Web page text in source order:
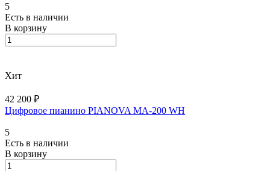
5
Есть в наличии
В корзину
Хит
42 200 ₽
Цифровое пианино PIANOVA MA-200 WH
5
Есть в наличии
В корзину